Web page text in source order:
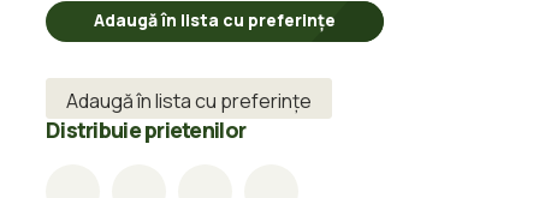
2,9MM-
quantity
Adaugă în lista cu preferințe
Adaugă în lista cu preferințe
Distribuie prietenilor